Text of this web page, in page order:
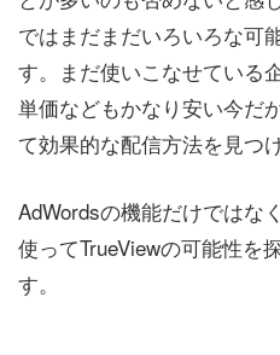
ではまだまだいろいろな可
す。まだ使いこなせている
単価などもかなり安い今だ
て効果的な配信方法を見つ
AdWordsの機能だけではな
使ってTrueViewの可能性を
す。